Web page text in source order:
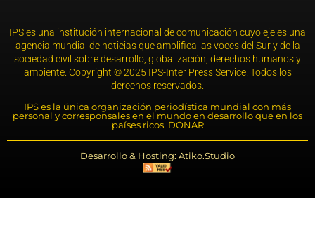
IPS es una institución internacional de comunicación cuyo eje es una
agencia mundial de noticias que amplifica las voces del Sur y de la
sociedad civil sobre desarrollo, globalización, derechos humanos y
ambiente. Copyright © 2025 IPS-Inter Press Service. Todos los
derechos reservados.
IPS es la única organización periodística mundial con más
personal y corresponsales en el mundo en desarrollo que en los
países ricos. DONAR
Desarrollo & Hosting: Atiko.Studio